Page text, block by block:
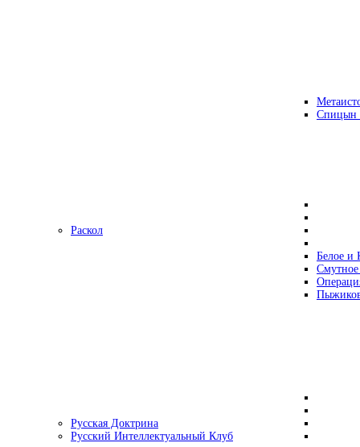
Раскол
Белое и
Русская Доктрина
Русский Интеллектуальный Клуб